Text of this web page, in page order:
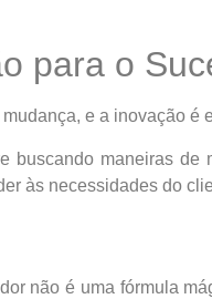
para o
e a inovação é
buscando maneiras
às necessidades do
não é uma fórmula